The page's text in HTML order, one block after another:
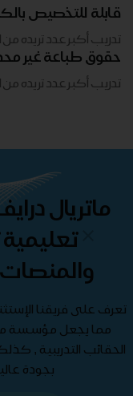
قابلة للتخصيص
تدريب أكبر عدد تريده
حقوق طباعة غير
تدريب أكبر عدد تريده
ماتريال
تعرف على فريقنا
مما يجعل مؤسسة
الحقائب التدريبية ,
بجودة